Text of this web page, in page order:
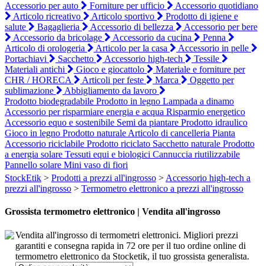
Accessorio per auto Forniture per ufficio
Accessorio quotidiano
Articolo ricreativo
Articolo sportivo
Prodotto di igiene e
salute
Bagaglieria Accessorio di bellezza
Accessorio per bere
Accessorio da bricolage
Accessorio da cucina
Penna
Articolo di orologeria
Articolo per la casa
Accessorio in pelle
Portachiavi
Sacchetto Accessorio high-tech
Tessile
Materiali antichi
Gioco e giocattolo
Materiale e forniture per
CHR / HORECA
Articoli per feste Marca
Oggetto per
sublimazione
Abbigliamento da lavoro
Prodotto biodegradabile Prodotto in legno Lampada a dinamo
Accessorio per risparmiare energia e acqua Risparmio energetico
Accessorio equo e sostenibile Semi da piantare Prodotto idraulico
Gioco in legno Prodotto naturale Articolo di cancelleria Pianta
Accessorio riciclabile Prodotto riciclato Sacchetto naturale Prodotto
a energia solare Tessuti equi e biologici Cannuccia riutilizzabile
Pannello solare Mini vaso di fiori
StockEtik > Prodotti a prezzi all'ingrosso > Accessorio high-tech a
prezzi all'ingrosso > Termometro elettronico a prezzi all'ingrosso
Grossista termometro elettronico | Vendita all'ingrosso
Vendita all'ingrosso di termometri elettronici. Migliori prezzi
garantiti e consegna rapida in 72 ore per il tuo ordine online di
termometro elettronico da Stocketik, il tuo grossista generalista.